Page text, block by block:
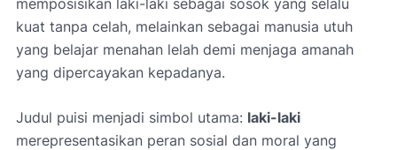
kuat tanpa celah, melainkan sebagai manusia utuh
yang belajar menahan lelah demi menjaga amanah
yang dipercayakan kepadanya.
Judul puisi menjadi simbol utama: laki-laki
merepresentasikan peran sosial dan moral yang